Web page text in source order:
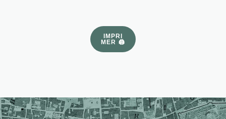
IMPRI
MER 🖨